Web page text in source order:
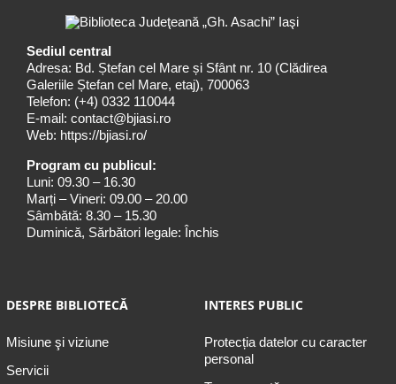
Sediul central
Adresa: Bd. Ștefan cel Mare și Sfânt nr. 10 (Clădirea
Galeriile Ștefan cel Mare, etaj), 700063
Telefon: (+4) 0332 110044
E-mail: contact@bjiasi.ro
Web: https://bjiasi.ro/
Program cu publicul:
Luni: 09.30 – 16.30
Marți – Vineri: 09.00 – 20.00
Sâmbătă: 8.30 – 15.30
Duminică, Sărbători legale: Închis
DESPRE BIBLIOTECĂ
Misiune şi viziune
Servicii
INTERES PUBLIC
Protecția datelor cu caracter
personal